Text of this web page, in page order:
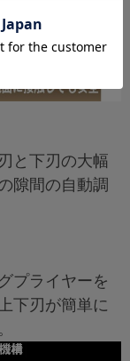
と下刃の大幅
隙間の自動調
プライヤーを
下刃が簡単に